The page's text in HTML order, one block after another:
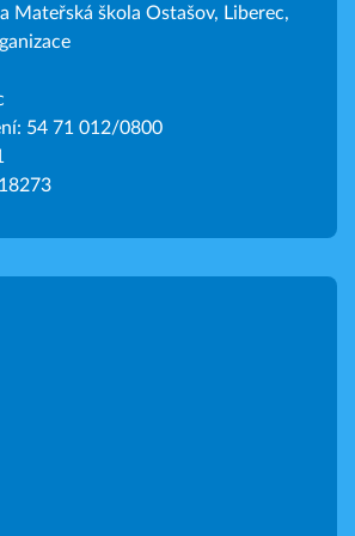
Mateřská škola Ostašov, Liberec,
54 71 012/0800